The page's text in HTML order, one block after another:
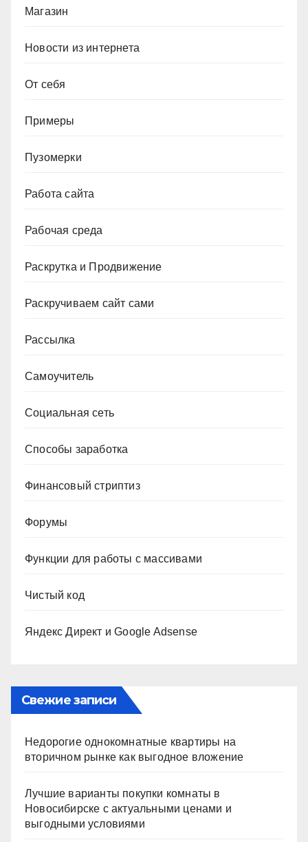
Магазин
Новости из интернета
От себя
Примеры
Пузомерки
Работа сайта
Рабочая среда
Раскрутка и Продвижение
Раскручиваем сайт сами
Рассылка
Самоучитель
Социальная сеть
Способы заработка
Финансовый стриптиз
Форумы
Функции для работы с массивами
Чистый код
Яндекс Директ и Google Adsense
Свежие записи
Недорогие однокомнатные квартиры на
вторичном рынке как выгодное вложение
Лучшие варианты покупки комнаты в
Новосибирске с актуальными ценами и
выгодными условиями